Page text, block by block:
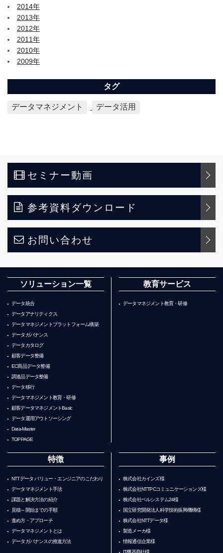
2014年
2013年
2012年
2011年
2010年
2009年
タグ
データマネジメント データ活用
セミナー動画
参考資料ダウンロード
お問い合わせ
ソリューション一覧
データ統合
データアナリティクス
データマネジメントプラットフォーム構築
データガバナンス
データカタログ
顧客データ整備
EC商品データ整備
調達品データ整備
データ移行
データマネジメント教育・研修
顧客データマネジメントBasic
データ運用アウトソーシング
Data-Master
TOPPAGE
教育サービス
データマネジメント教育・研修
特徴
NTTデータ バリュー・エンジニアのこだわり
データマネジメント手法
課題と解決方法の紹介
見積～開始までの手順
進め方・アプローチ
データマネジメントとは
データガバナンスの推進方法
事例
株式会社カインズ様
株式会社NTTPCコミュニケーションズ様
株式会社ベルシステム24様
国立研究開発法人科学技術振興機構様
株式会社NTTデータ様
製造メーカ様
情報通信企業様
IT機器商社様